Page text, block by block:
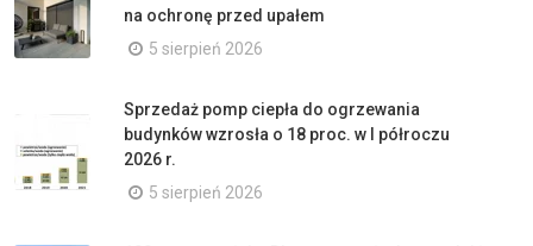
na ochronę przed upałem
5 sierpień 2026
Sprzedaż pomp ciepła do ogrzewania
budynków wzrosła o 18 proc. w I półroczu
2026 r.
5 sierpień 2026